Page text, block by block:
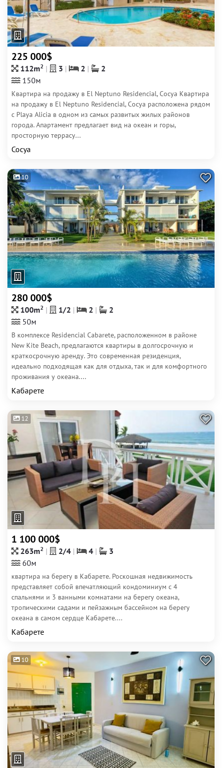
225 000$
112m2 3 2
2
150м
Квартира на продажу в El Neptuno Residencial, Сосуа Квартира
на продажу в El Neptuno Residencial, Сосуа расположена рядом
с Playa Alicia в одном из самых развитых жилых районов
города. Апартамент предлагает вид на океан и горы,
просторную террасу...
Сосуа
10
280 000$
100m2 1/2 2
2
50м
В комплексе Residencial Cabarete, расположенном в районе
New Kite Beach, предлагаются квартиры в долгосрочную и
краткосрочную аренду. Это современная резиденция,
идеально подходящая как для отдыха, так и для комфортного
проживания у океана....
Кабарете
12
1 100 000$
263m2 2/4 4
3
60м
квартира на берегу в Кабарете. Роскошная недвижимость
представляет собой впечатляющий кондоминиум с 4
спальнями и 3 ванными комнатами на берегу океана,
тропическими садами и пейзажным бассейном на берегу
океана в самом сердце Кабарете....
Кабарете
10